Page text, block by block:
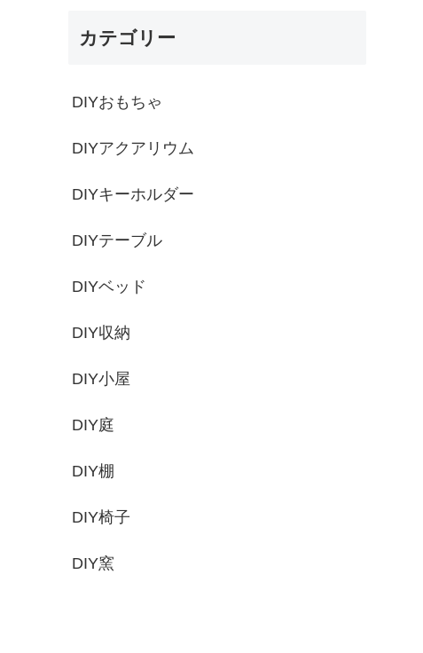
カテゴリー
DIYおもちゃ
DIYアクアリウム
DIYキーホルダー
DIYテーブル
DIYベッド
DIY収納
DIY小屋
DIY庭
DIY棚
DIY椅子
DIY窯